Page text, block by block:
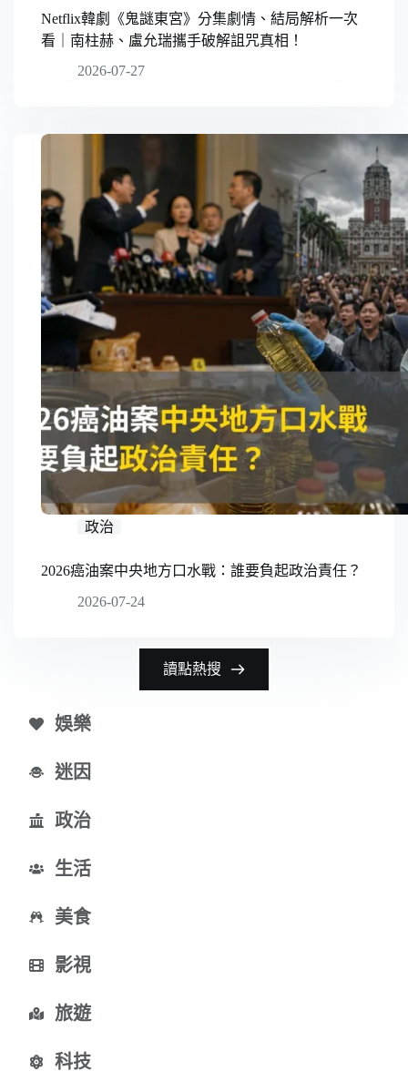
Netflix韓劇《鬼謎東宮》分集劇情、結局解析一次
看｜南柱赫、盧允瑞攜手破解詛咒真相！
2026-07-27
政治
2026癌油案中央地方口水戰：誰要負起政治責任？
2026-07-24
讀點熱搜
娛樂
迷因
政治
生活
美食
影視
旅遊
科技